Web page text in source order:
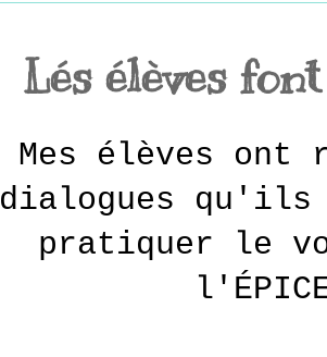
Lés élèves
Mes élèves ont
dialogues qu'ils
pratiquer le